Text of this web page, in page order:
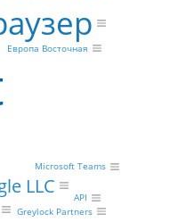
LLC
Greylock Partners
API
Microsoft Teams
Европа Восточная